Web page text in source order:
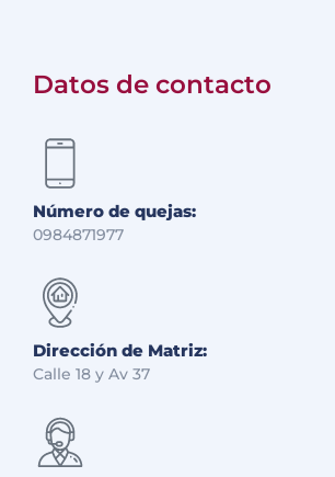
Datos de contacto
Número de quejas:
0984871977
Dirección de Matriz:
Calle 18 y Av 37